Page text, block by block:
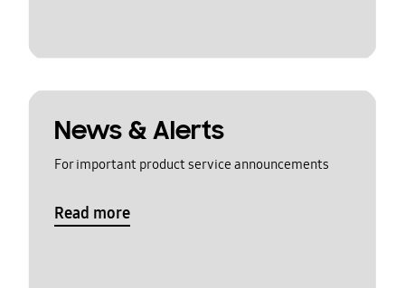
News & Alerts
For important product service announcements
Read more